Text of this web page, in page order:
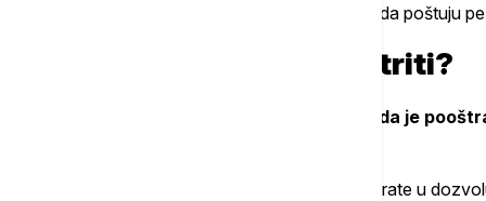
je namera, a vozači, s druge strane, treba da poštuju
Da li kazne treba pooštriti?
Vujanić je rekao da je protivnik stava da je
"Recimo, u Srbiji je najgore ako nekome dirate u